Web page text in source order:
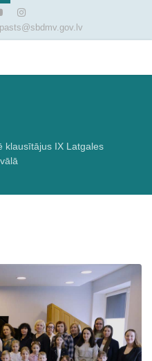
pasts@sbdmv.gov.lv
klausītājus IX Latgales